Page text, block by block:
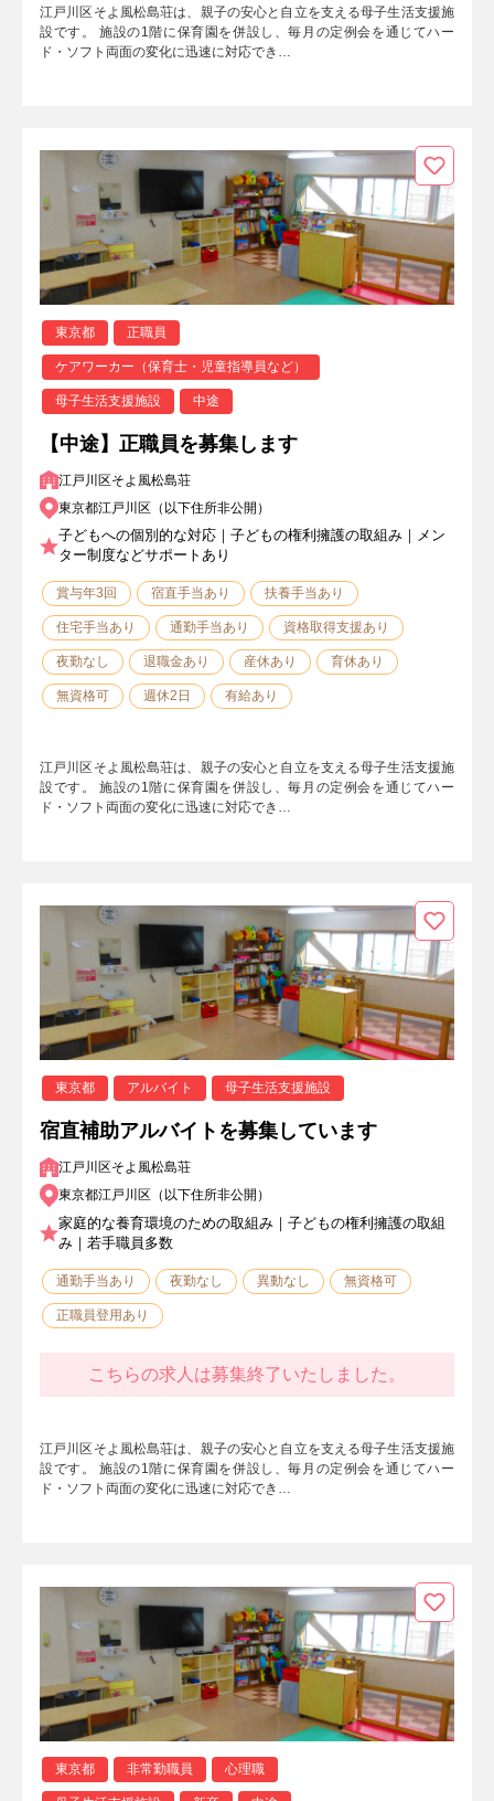
江戸川区そよ風松島荘は、親子の安心と自立を支える母子生活支援施
設です。 施設の1階に保育園を併設し、毎月の定例会を通じてハー
ド・ソフト両面の変化に迅速に対応でき…
東京都 正職員
ケアワーカー（保育士・児童指導員など）
母子生活支援施設 中途
【中途】正職員を募集します
江戸川区そよ風松島荘
東京都江戸川区（以下住所非公開）
子どもへの個別的な対応｜子どもの権利擁護の取組み｜メン
ター制度などサポートあり
賞与年3回 宿直手当あり 扶養手当あり
住宅手当あり 通勤手当あり 資格取得支援あり
夜勤なし 退職金あり 産休あり 育休あり
無資格可 週休2日 有給あり
江戸川区そよ風松島荘は、親子の安心と自立を支える母子生活支援施
設です。 施設の1階に保育園を併設し、毎月の定例会を通じてハー
ド・ソフト両面の変化に迅速に対応でき…
東京都 アルバイト 母子生活支援施設
宿直補助アルバイトを募集しています
江戸川区そよ風松島荘
東京都江戸川区（以下住所非公開）
家庭的な養育環境のための取組み｜子どもの権利擁護の取組
み｜若手職員多数
通勤手当あり 夜勤なし 異動なし 無資格可
正職員登用あり
こちらの求人は募集終了いたしました。
江戸川区そよ風松島荘は、親子の安心と自立を支える母子生活支援施
設です。 施設の1階に保育園を併設し、毎月の定例会を通じてハー
ド・ソフト両面の変化に迅速に対応でき…
東京都 非常勤職員 心理職